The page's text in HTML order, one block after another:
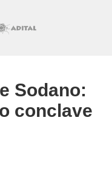
Sodano:
conclave